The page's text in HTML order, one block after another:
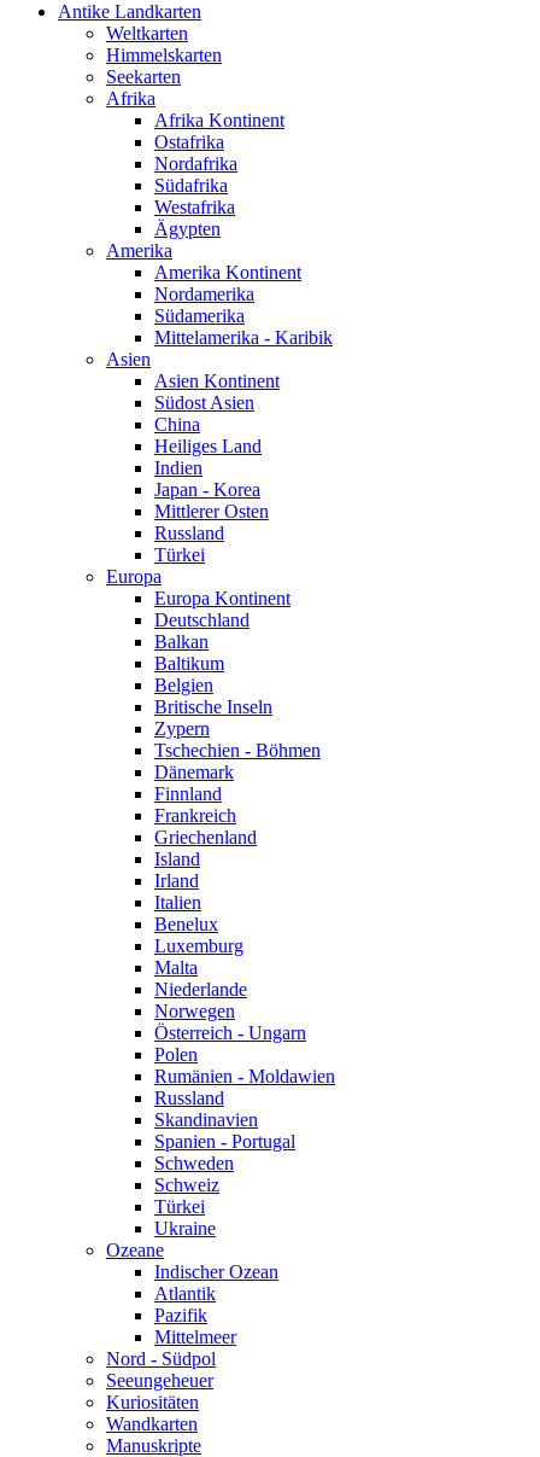
Antike Landkarten
Weltkarten
Himmelskarten
Seekarten
Afrika
Afrika Kontinent
Ostafrika
Nordafrika
Südafrika
Westafrika
Ägypten
Amerika
Amerika Kontinent
Nordamerika
Südamerika
Mittelamerika - Karibik
Asien
Asien Kontinent
Südost Asien
China
Heiliges Land
Indien
Japan - Korea
Mittlerer Osten
Russland
Türkei
Europa
Europa Kontinent
Deutschland
Balkan
Baltikum
Belgien
Britische Inseln
Zypern
Tschechien - Böhmen
Dänemark
Finnland
Frankreich
Griechenland
Island
Irland
Italien
Benelux
Luxemburg
Malta
Niederlande
Norwegen
Österreich - Ungarn
Polen
Rumänien - Moldawien
Russland
Skandinavien
Spanien - Portugal
Schweden
Schweiz
Türkei
Ukraine
Ozeane
Indischer Ozean
Atlantik
Pazifik
Mittelmeer
Nord - Südpol
Seeungeheuer
Kuriositäten
Wandkarten
Manuskripte